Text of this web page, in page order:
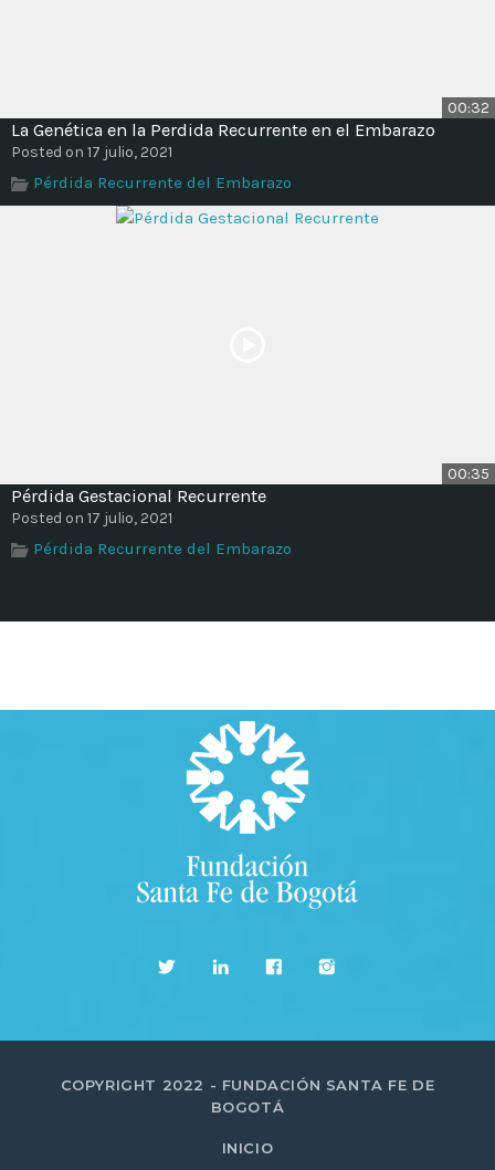
00:32
La Genética en la Perdida Recurrente en el Embarazo
Posted on 17 julio, 2021
Pérdida Recurrente del Embarazo
00:35
Pérdida Gestacional Recurrente
Posted on 17 julio, 2021
Pérdida Recurrente del Embarazo
COPYRIGHT 2022 - FUNDACIÓN SANTA FE DE
BOGOTÁ
INICIO